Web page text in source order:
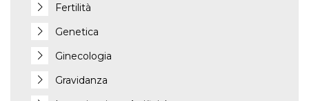
Fertilità
Genetica
Ginecologia
Gravidanza